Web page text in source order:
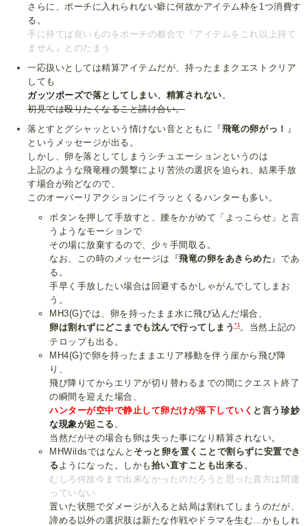
さらに、ポーチに入れられない癖に何故かアイテム枠を1つ消費す
る。
手に持てば良いものをポーチの都合で『アイテムをこれ以上持て
ません』とのたまう
一応扱いとしては精算アイテムだが、持ったままクエストクリア
しても
ガッツポーズで落としてしまい、精算されない。
初見では殴りたくなること請け合い。
落とすとグシャッという情けない音とともに『飛竜の卵がっ！ 』
というメッセージが出る。
しかし、卵を落としてしまうシチュエーションというのは
上記のような飛竜種の襲撃により苦渋の選択を迫られ、結果手放
す場合が殆どなので、
このオーバーリアクションにイラッとくるハンターも多い。
ボタンを押して手放すと、腰をかがめて「よっこらせ」と言
うようなモーションで
その場に放棄するので、少々手間取る。
なお、この時のメッセージは『飛竜の卵をあきらめた』であ
る。
手早く手放したい場合は回避するかしゃがんでしてしまお
う。
MH3(G)では、卵を持ったまま水に飛び込んだ場合、
卵は割れずにどこまでも沈んで行ってしまう*1。当然上記の
テロップも出る。
MH4(G)で卵を持ったままエリア移動を伴う崖から飛び降
り、
飛び降りてからエリアが切り替わるまでの間にクエスト終了
の瞬間を迎えた場合、
ハンターが空中で静止して卵だけが落下していく と言う珍妙
な現象が起こる 。
当然だがその場合も卵は失った事になり精算されない。
MHWildsではなんと そっと卵を置くことで割らずに安置でき
る ようになった。しかも 拾い直すことも出来る 。
むしろ何故今まで出来なかったのだろうと思った貴方は間違
っていない
置いた状態でダメージが入ると結局は割れてしまうのだが、
諦める以外の選択肢は新たな作戦やドラマを生む…かもしれ